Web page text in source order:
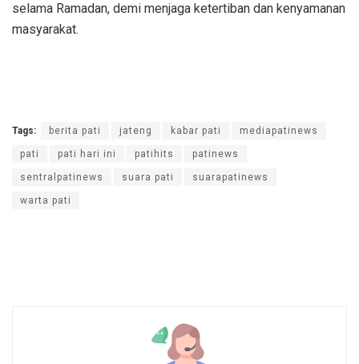
selama Ramadan, demi menjaga ketertiban dan kenyamanan
masyarakat.
Tags: berita pati jateng kabar pati mediapatinews
pati pati hari ini patihits patinews
sentralpatinews suara pati suarapatinews
warta pati